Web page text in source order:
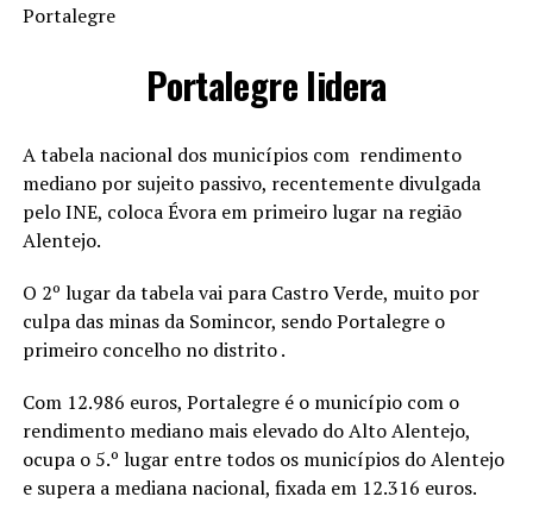
Portalegre
Portalegre lidera
A tabela nacional dos municípios com rendimento
mediano por sujeito passivo, recentemente divulgada
pelo INE, coloca Évora em primeiro lugar na região
Alentejo.
O 2º lugar da tabela vai para Castro Verde, muito por
culpa das minas da Somincor, sendo Portalegre o
primeiro concelho no distrito .
Com 12.986 euros, Portalegre é o município com o
rendimento mediano mais elevado do Alto Alentejo,
ocupa o 5.º lugar entre todos os municípios do Alentejo
e supera a mediana nacional, fixada em 12.316 euros.